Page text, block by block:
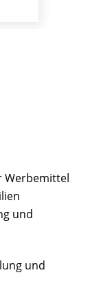
Werbemittel
und
und